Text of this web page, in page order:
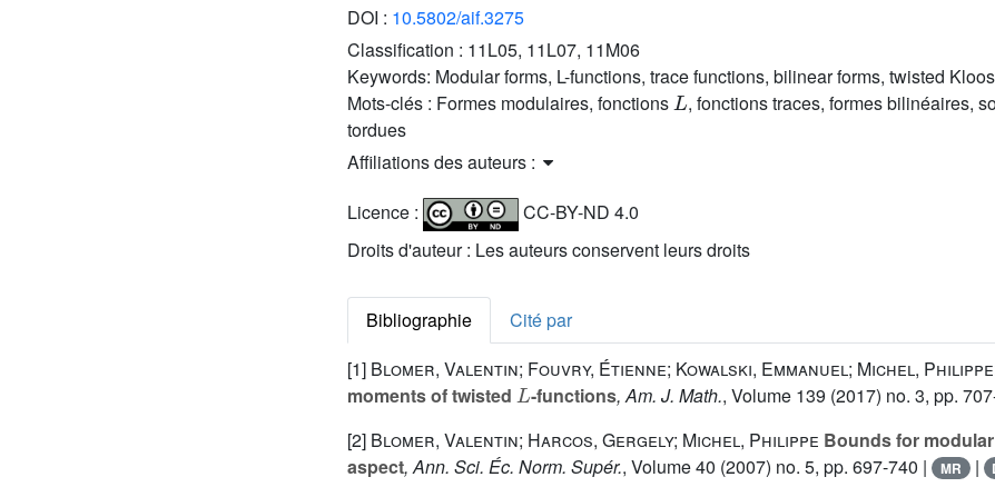
DOI : 10.5802/aif.3275
Classification : 11L05, 11L07, 11M06
Keywords: Modular forms, L-functions, trace functions, bilinear forms, twisted
Mots-clés : Formes modulaires, fonctions
L
, fonctions traces, formes bilinéaires,
tordues
Affiliations des auteurs :
Licence :
CC-BY-ND 4.0
Droits d'auteur : Les auteurs conservent leurs droits
Bibliographie
Cité par
[1] Blomer, Valentin; Fouvry, Étienne; Kowalski, Emmanuel; Michel,
moments of twisted
L
-functions, Am. J. Math., Volume 139 (2017) no. 3, pp.
[2] Blomer, Valentin; Harcos, Gergely; Michel, Philippe Bounds for modular
aspect, Ann. Sci. Éc. Norm. Supér., Volume 40 (2007) no. 5, pp. 697-740 | MR |